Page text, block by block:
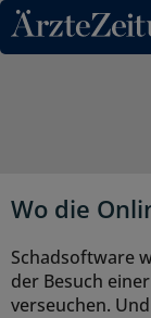
Direkt zum
Wo die
Schadsoftware
der Besuch
verseuchen.